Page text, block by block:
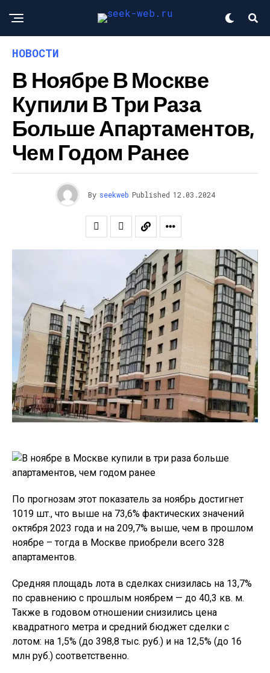
НОВОСТИ
В Ноябре В Москве
Купили В Три Раза
Больше Апартаментов,
Чем Годом Ранее
By seekweb Published 12.03.2024
По прогнозам этот показатель за ноябрь достигнет
1019 шт., что выше на 73,6% фактических значений
октября 2023 года и на 209,7% выше, чем в прошлом
ноябре – тогда в Москве приобрели всего 328
апартаментов.
Средняя площадь лота в сделках снизилась на 13,7%
по сравнению с прошлым ноябрем — до 40,3 кв. м.
Также в годовом отношении снизились цена
квадратного метра и средний бюджет сделки с
лотом: на 1,5% (до 398,8 тыс. руб.) и на 12,5% (до 16
млн руб.) соответственно.